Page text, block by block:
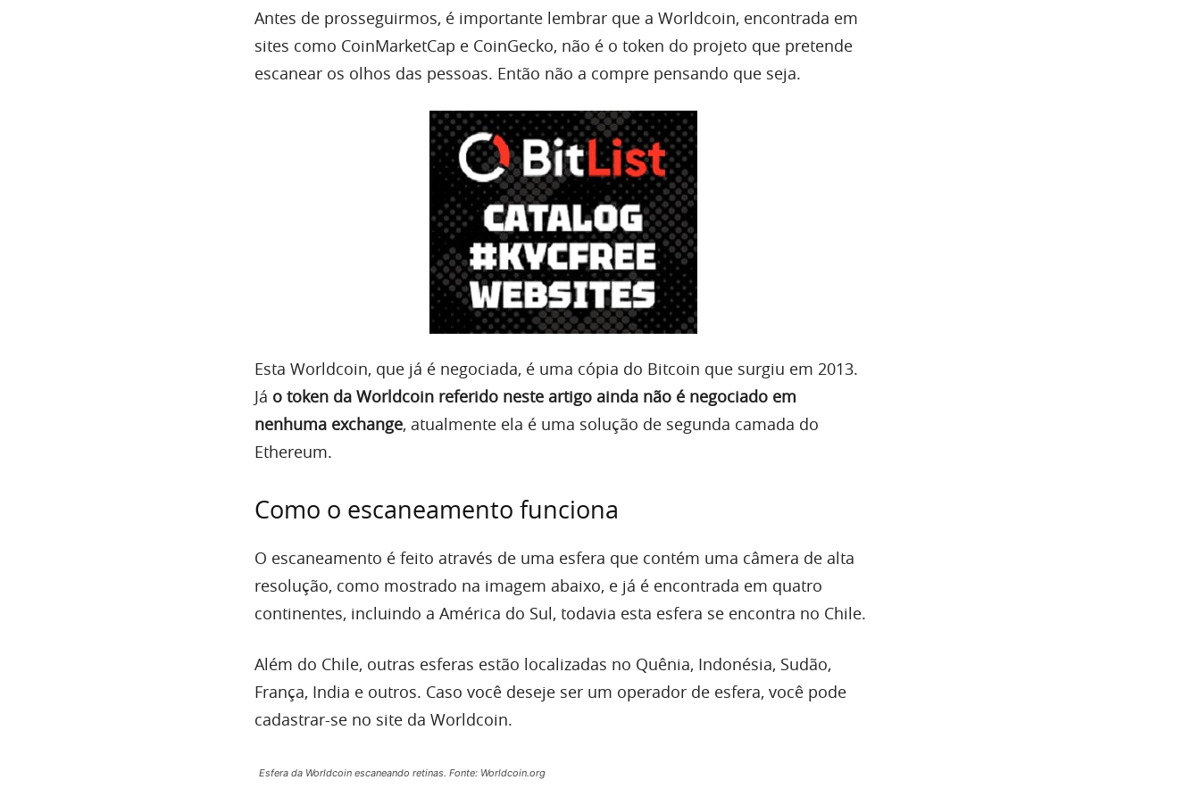
Antes de prosseguirmos, é importante lembrar que a Worldcoin, encontrada em
sites como CoinMarketCap e CoinGecko, não é o token do projeto que pretende
escanear os olhos das pessoas. Então não a compre pensando que seja.
Esta Worldcoin, que já é negociada, é uma cópia do Bitcoin que surgiu em 2013.
Já o token da Worldcoin referido neste artigo ainda não é negociado em
nenhuma exchange, atualmente ela é uma solução de segunda camada do
Ethereum.
Como o escaneamento funciona
O escaneamento é feito através de uma esfera que contém uma câmera de alta
resolução, como mostrado na imagem abaixo, e já é encontrada em quatro
continentes, incluindo a América do Sul, todavia esta esfera se encontra no Chile.
Além do Chile, outras esferas estão localizadas no Quênia, Indonésia, Sudão,
França, India e outros. Caso você deseje ser um operador de esfera, você pode
cadastrar-se no site da Worldcoin.
Esfera da Worldcoin escaneando retinas. Fonte: Worldcoin.org